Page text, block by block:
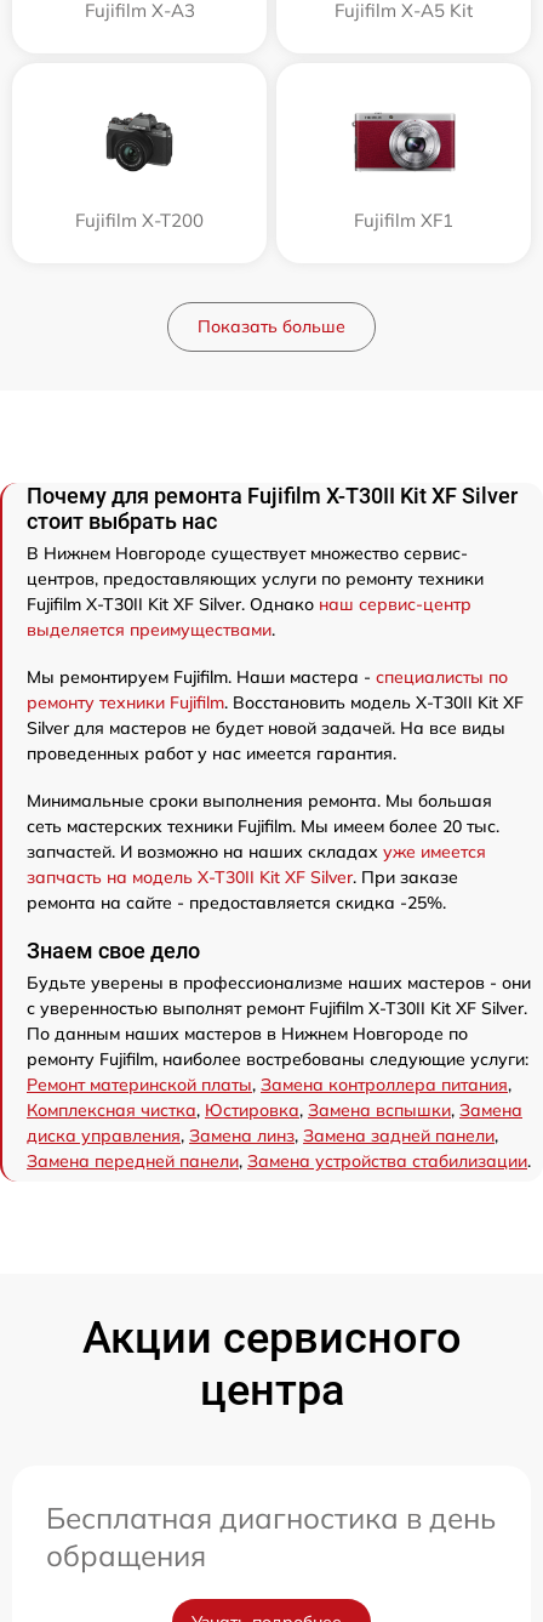
Fujifilm X-A3 Fujifilm X-A5 Kit
Fujifilm X-T200 Fujifilm XF1
Показать больше
Почему для ремонта Fujifilm X-T30II Kit XF Silver
стоит выбрать нас
В Нижнем Новгороде существует множество сервис-
центров, предоставляющих услуги по ремонту техники
Fujifilm X-T30II Kit XF Silver. Однако наш сервис-центр
выделяется преимуществами.
Мы ремонтируем Fujifilm. Наши мастера - специалисты по
ремонту техники Fujifilm. Восстановить модель X-T30II Kit XF
Silver для мастеров не будет новой задачей. На все виды
проведенных работ у нас имеется гарантия.
Минимальные сроки выполнения ремонта. Мы большая
сеть мастерских техники Fujifilm. Мы имеем более 20 тыс.
запчастей. И возможно на наших складах уже имеется
запчасть на модель X-T30II Kit XF Silver. При заказе
ремонта на сайте - предоставляется скидка -25%.
Знаем свое дело
Будьте уверены в профессионализме наших мастеров - они
с уверенностью выполнят ремонт Fujifilm X-T30II Kit XF Silver.
По данным наших мастеров в Нижнем Новгороде по
ремонту Fujifilm, наиболее востребованы следующие услуги:
Ремонт материнской платы, Замена контроллера питания,
Комплексная чистка, Юстировка, Замена вспышки, Замена
диска управления, Замена линз, Замена задней панели,
Замена передней панели, Замена устройства стабилизации.
Акции сервисного
центра
Бесплатная диагностика в день
обращения